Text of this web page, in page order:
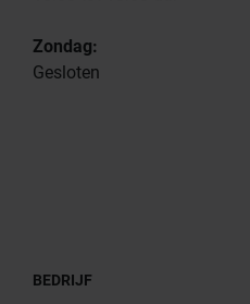
Zondag:
Gesloten
BEDRIJF